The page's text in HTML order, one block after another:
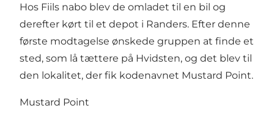
Hos Fiils nabo blev de omladet til en bil og
derefter kørt til et depot i Randers. Efter denne
første modtagelse ønskede gruppen at finde et
sted, som lå tættere på Hvidsten, og det blev til
den lokalitet, der fik kodenavnet Mustard Point.
Mustard Point